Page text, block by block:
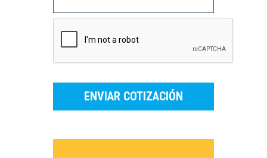
ENVIAR COTIZACIÓN